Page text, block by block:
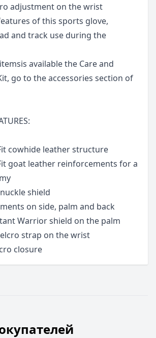
adjustment on the wrist
of this sports glove,
and track use during the
available the Care and
go to the accessories section of
cowhide leather structure
goat leather reinforcements for a
shield
on side, palm and back
Warrior shield on the palm
strap on the wrist
closure